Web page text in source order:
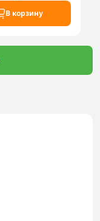
В корзину